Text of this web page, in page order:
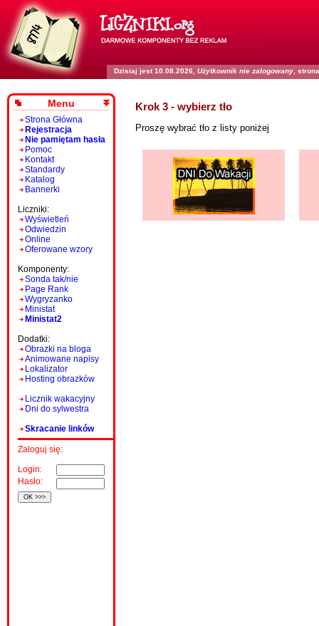
Dzisiaj jest 10.08.2026, Użytkownik nie zalogowany ,
Menu
Strona Główna
Rejestracja
Nie pamiętam hasła
Pomoc
Kontakt
Standardy
Katalog
Bannerki
Liczniki:
Wyświetleń
Odwiedzin
Online
Oferowane wzory
Komponenty:
Sonda tak/nie
Page Rank
Wygryzanko
Ministat
Ministat2
Dodatki:
Obrazki na bloga
Animowane napisy
Lokalizator
Hosting obrazków
Licznik wakacyjny
Dni do sylwestra
Skracanie linków
Zaloguj się:
Login:
Hasło:
Krok 3 - wybierz tło
Proszę wybrać tło z listy poniżej